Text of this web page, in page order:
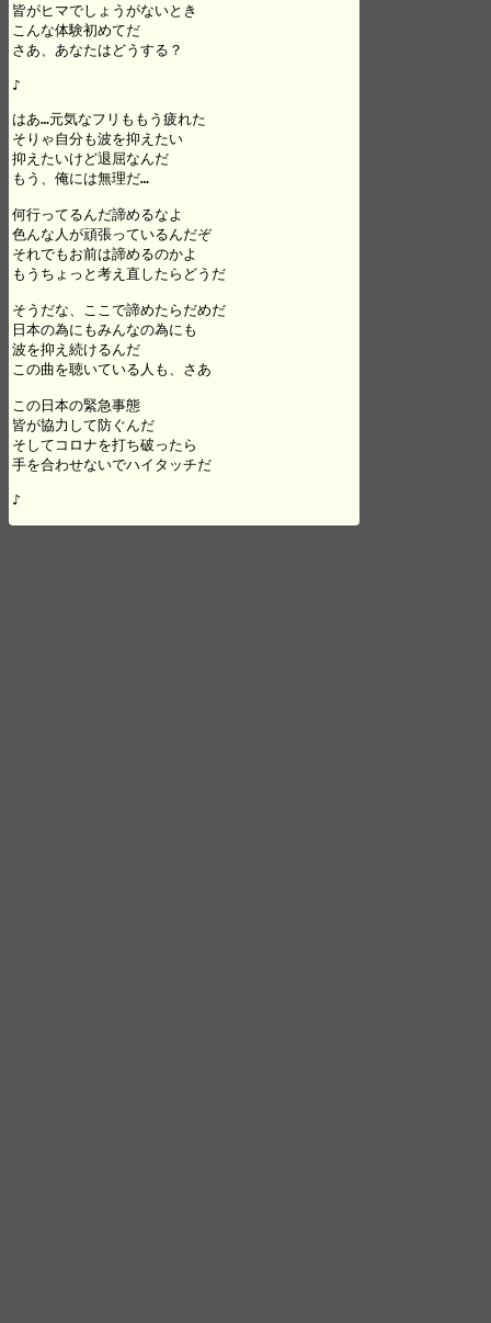
皆がヒマでしょうがないとき
こんな体験初めてだ
さあ、あなたはどうする？
♪
はあ…元気なフリももう疲れた
そりゃ自分も波を抑えたい
抑えたいけど退屈なんだ
もう、俺には無理だ…
何行ってるんだ諦めるなよ
色んな人が頑張っているんだぞ
それでもお前は諦めるのかよ
もうちょっと考え直したらどうだ
そうだな、ここで諦めたらだめだ
日本の為にもみんなの為にも
波を抑え続けるんだ
この曲を聴いている人も、さあ
この日本の緊急事態
皆が協力して防ぐんだ
そしてコロナを打ち破ったら
手を合わせないでハイタッチだ
♪